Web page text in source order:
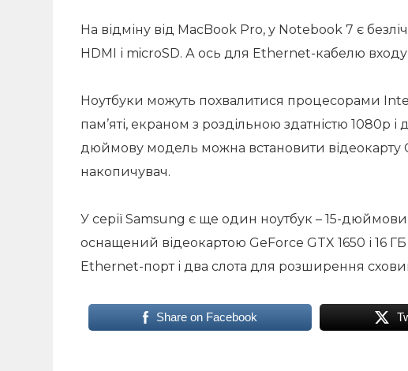
На відміну від MacBook Pro, у Notebook 7 є
HDMI і microSD. А ось для Ethernet-кабелю
Ноутбуки можуть похвалитися процесорами
пам’яті, екраном з роздільною здатністю 1080p
дюймову модель можна встановити відеокарту
накопичувач.
У серії Samsung є ще один ноутбук – 15-
оснащений відеокартою GeForce GTX 1650 і 16
Ethernet-порт і два слота для розширення
Share on Facebook